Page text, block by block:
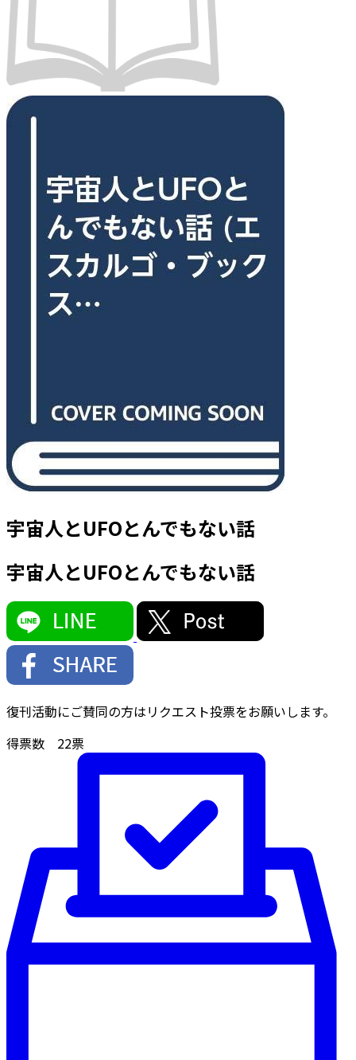
宇宙人とUFOとんでもない話
宇宙人とUFOとんでもない話
復刊活動にご賛同の方はリクエスト投票をお願いします。
得票数 22票